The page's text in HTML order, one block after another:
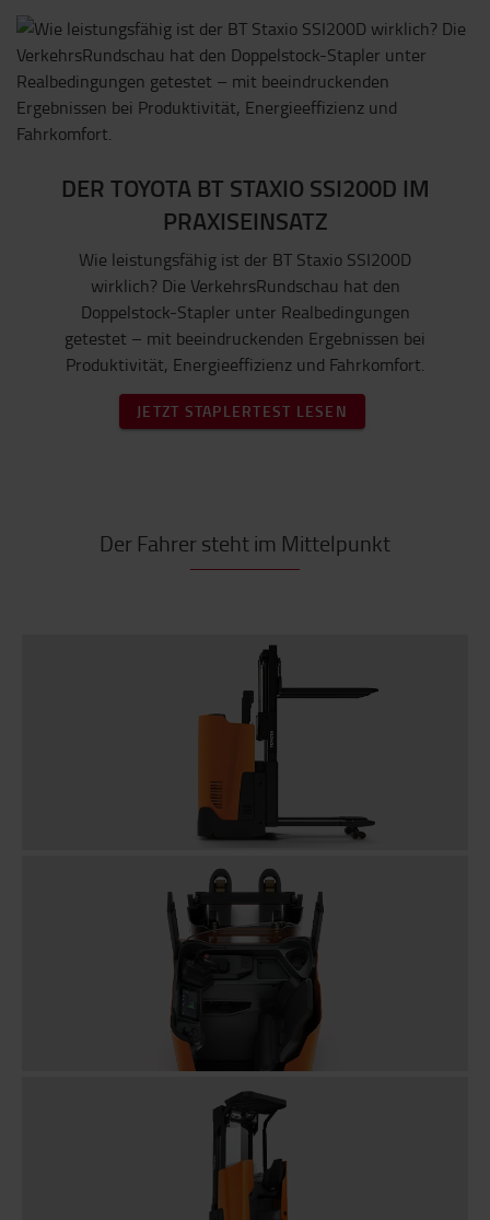
DER TOYOTA BT STAXIO SSI200D IM
PRAXISEINSATZ
Wie leistungsfähig ist der BT Staxio SSI200D
wirklich? Die VerkehrsRundschau hat den
Doppelstock-Stapler unter Realbedingungen
getestet – mit beeindruckenden Ergebnissen bei
Produktivität, Energieeffizienz und Fahrkomfort.
JETZT STAPLERTEST LESEN
Der Fahrer steht im Mittelpunkt